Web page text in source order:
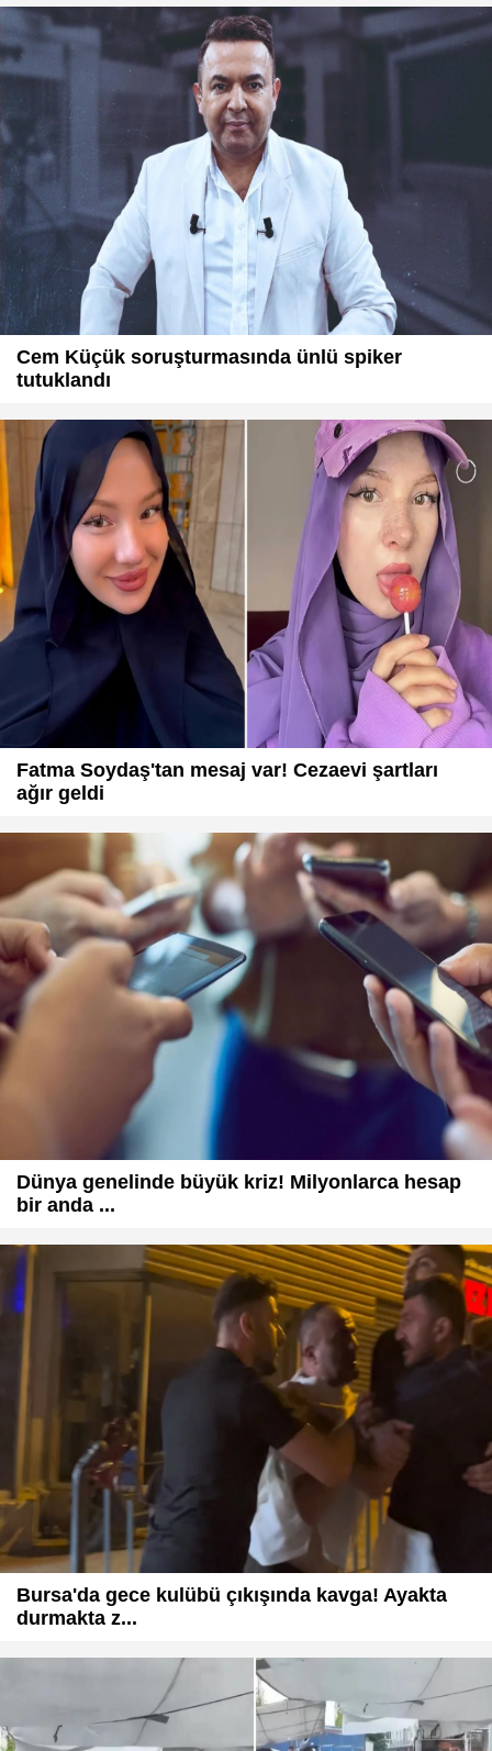
Cem Küçük soruşturmasında ünlü spiker
tutuklandı
Fatma Soydaş'tan mesaj var! Cezaevi şartları
ağır geldi
Dünya genelinde büyük kriz! Milyonlarca hesap
bir anda ...
Bursa'da gece kulübü çıkışında kavga! Ayakta
durmakta z...